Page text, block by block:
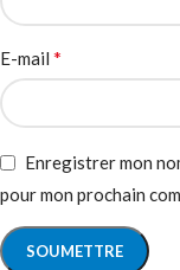
E-mail *
Enregistrer mon
pour mon prochain